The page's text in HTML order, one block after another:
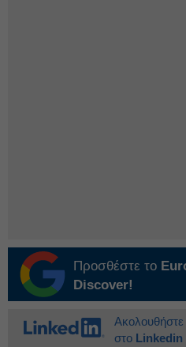
Προσθέστε το
Discover!
Ακολουθήστε
στο Linkedin